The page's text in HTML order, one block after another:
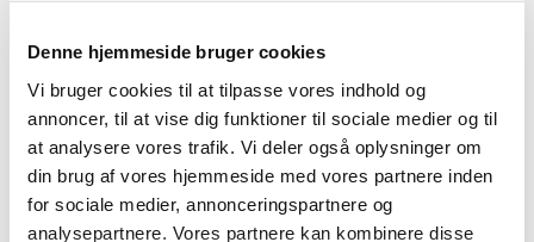
Denne hjemmeside bruger cookies
Vi bruger cookies til at tilpasse vores indhold og
annoncer, til at vise dig funktioner til sociale medier og til
at analysere vores trafik. Vi deler også oplysninger om
din brug af vores hjemmeside med vores partnere inden
for sociale medier, annonceringspartnere og
analysepartnere. Vores partnere kan kombinere disse